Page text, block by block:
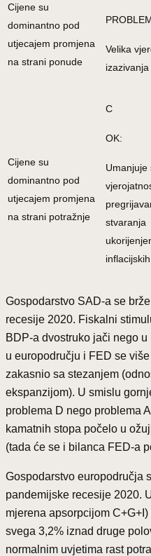
Cijene su
dominantno pod
utjecajem promjena
na strani ponude
Velika
Cijene su
dominantno pod
utjecajem promjena
na strani potražnje
C
OK:
Umanjuje
stvaranja
Gospodarstvo SAD-a se
recesije 2020. Fiskalni
BDP-a dvostruko jači nego
u europodručju i FED se
zakasnio sa stezanjem
ekspanzijom). U smislu
problema D nego problema
kamatnih stopa počelo u
(tada će se i bilanca FED-a
Gospodarstvo europodručja
pandemijske recesije 2020.
mjerena apsorpcijom
svega 3,2% iznad druge
normalnim uvjetima rast